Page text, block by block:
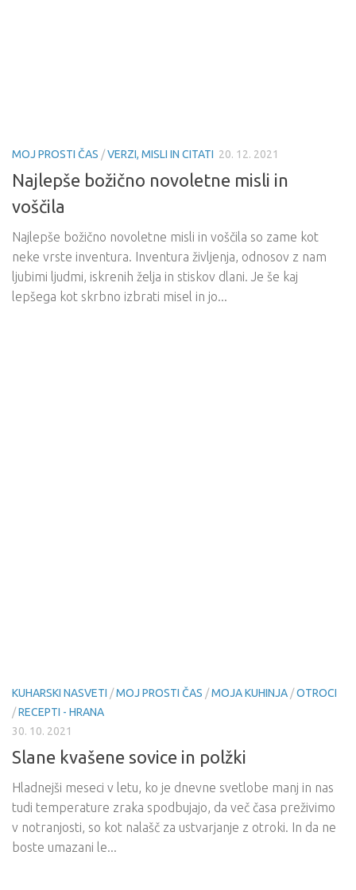
MOJ PROSTI ČAS /VERZI, MISLI IN CITATI 20. 12. 2021
Najlepše božično novoletne misli in
voščila
Najlepše božično novoletne misli in voščila so zame kot
neke vrste inventura. Inventura življenja, odnosov z nam
ljubimi ljudmi, iskrenih želja in stiskov dlani. Je še kaj
lepšega kot skrbno izbrati misel in jo...
KUHARSKI NASVETI /MOJ PROSTI ČAS /MOJA KUHINJA /OTROCI
/RECEPTI - HRANA
30. 10. 2021
Slane kvašene sovice in polžki
Hladnejši meseci v letu, ko je dnevne svetlobe manj in nas
tudi temperature zraka spodbujajo, da več časa preživimo
v notranjosti, so kot nalašč za ustvarjanje z otroki. In da ne
boste umazani le...